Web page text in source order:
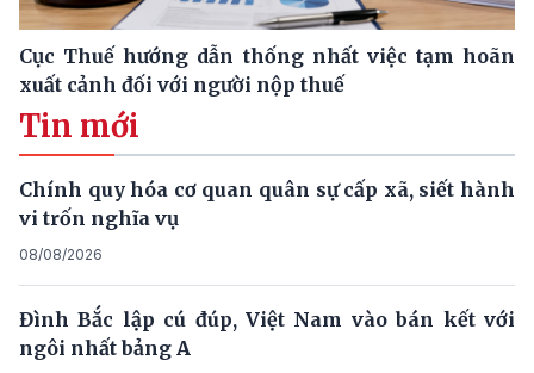
Cục Thuế hướng dẫn thống nhất việc tạm hoãn
xuất cảnh đối với người nộp thuế
Tin mới
Chính quy hóa cơ quan quân sự cấp xã, siết hành
vi trốn nghĩa vụ
08/08/2026
Đình Bắc lập cú đúp, Việt Nam vào bán kết với
ngôi nhất bảng A